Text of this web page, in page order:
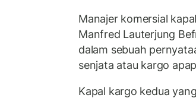
Manajer komersial
Manfred Lauterjung
dalam sebuah
senjata atau kargo
Kapal kargo kedua